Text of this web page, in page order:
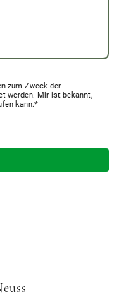
zum Zweck der
werden. Mir ist bekannt,
kann.*